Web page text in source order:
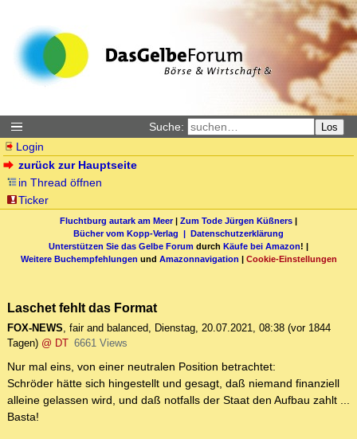
Suche: Los
Login
zurück zur Hauptseite
in Thread öffnen
Ticker
Fluchtburg autark am Meer| Zum Tode Jürgen Küßners |
Bücher vom Kopp-Verlag | Datenschutzerklärung
Unterstützen Sie das Gelbe Forum durch Käufe bei Amazon! |
Weitere Buchempfehlungen und Amazonnavigation | Cookie-Einstellungen
Laschet fehlt das Format
FOX-NEWS, fair and balanced, Dienstag, 20.07.2021, 08:38 (vor 1844
Tagen) @ DT 6661 Views
Nur mal eins, von einer neutralen Position betrachtet:
Schröder hätte sich hingestellt und gesagt, daß niemand finanziell
alleine gelassen wird, und daß notfalls der Staat den Aufbau zahlt ...
Basta!